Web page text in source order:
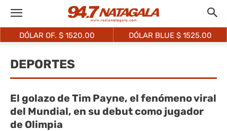
DÓLAR OF. $ 1520.00 DÓLAR BLUE $ 1525.00
DEPORTES
El golazo de Tim Payne, el fenómeno viral
del Mundial, en su debut como jugador
de Olimpia